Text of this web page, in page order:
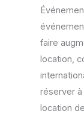
faire
location,
réserver à
location